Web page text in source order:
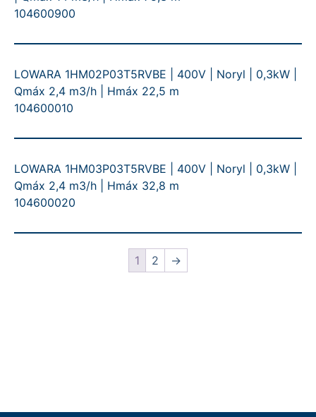
104600900
LOWARA 1HM02P03T5RVBE | 400V | Noryl | 0,3kW |
Qmáx 2,4 m3/h | Hmáx 22,5 m
104600010
LOWARA 1HM03P03T5RVBE | 400V | Noryl | 0,3kW |
Qmáx 2,4 m3/h | Hmáx 32,8 m
104600020
1 2 →